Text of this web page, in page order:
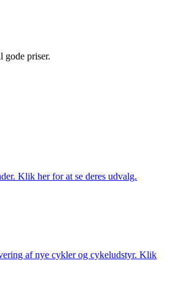
gode priser.
Klik her for at se deres udvalg.
af nye cykler og cykeludstyr. Klik